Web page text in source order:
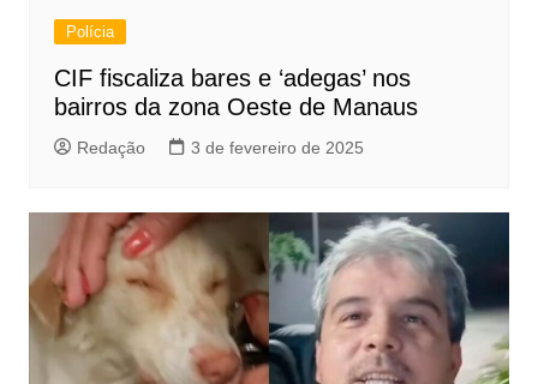
Polícia
CIF fiscaliza bares e ‘adegas’ nos
bairros da zona Oeste de Manaus
Redação 3 de fevereiro de 2025